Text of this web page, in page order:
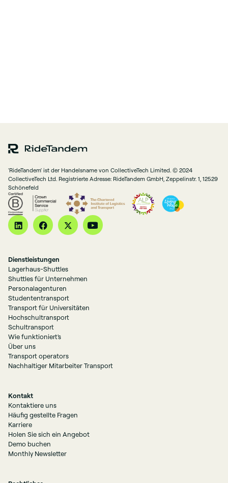
'RideTandem' ist der Handelsname von CollectiveTech Limited. © 2024
CollectiveTech Ltd. Registrierte Adresse: RideTandem GmbH, Zeppelinstr. 1, 12529
Schönefeld
Dienstleistungen
Lagerhaus-Shuttles
Shuttles für Unternehmen
Personalagenturen
Studententransport
Transport für Universitäten
Hochschultransport
Schultransport
Wie funktioniert's
Über uns
Transport operators
Nachhaltiger Mitarbeiter Transport
Kontakt
Kontaktiere uns
Häufig gestellte Fragen
Karriere
Holen Sie sich ein Angebot
Demo buchen
Monthly Newsletter